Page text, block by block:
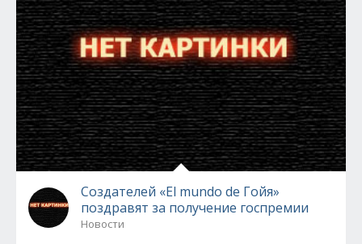
Создателей «El mundo de Гойя»
поздравят за получение госпремии
Новости